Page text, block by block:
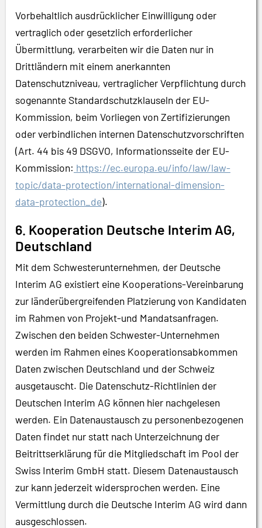
Vorbehaltlich ausdrücklicher Einwilligung oder
vertraglich oder gesetzlich erforderlicher
Übermittlung, verarbeiten wir die Daten nur in
Drittländern mit einem anerkannten
Datenschutzniveau, vertraglicher Verpflichtung durch
sogenannte Standardschutzklauseln der EU-
Kommission, beim Vorliegen von Zertifizierungen
oder verbindlichen internen Datenschutzvorschriften
(Art. 44 bis 49 DSGVO, Informationsseite der EU-
Kommission: https://ec.europa.eu/info/law/law-
topic/data-protection/international-dimension-
data-protection_de).
6. Kooperation Deutsche Interim AG,
Deutschland
Mit dem Schwesterunternehmen, der Deutsche
Interim AG existiert eine Kooperations-Vereinbarung
zur länderübergreifenden Platzierung von Kandidaten
im Rahmen von Projekt-und Mandatsanfragen.
Zwischen den beiden Schwester-Unternehmen
werden im Rahmen eines Kooperationsabkommen
Daten zwischen Deutschland und der Schweiz
ausgetauscht. Die Datenschutz-Richtlinien der
Deutschen Interim AG können hier nachgelesen
werden. Ein Datenaustausch zu personenbezogenen
Daten findet nur statt nach Unterzeichnung der
Beitrittserklärung für die Mitgliedschaft im Pool der
Swiss Interim GmbH statt. Diesem Datenaustausch
zur kann jederzeit widersprochen werden. Eine
Vermittlung durch die Deutsche Interim AG wird dann
ausgeschlossen.